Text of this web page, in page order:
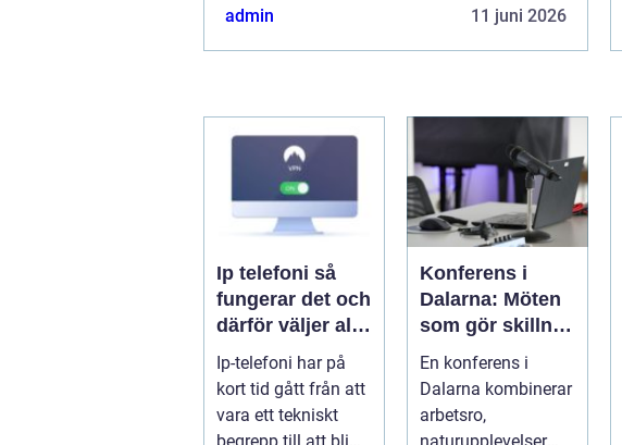
admin 11 juni 2026
Ip telefoni så
fungerar det och
därför väljer allt
fler företag att
byta
Ip-telefoni har på
kort tid gått från att
vara ett tekniskt
begrepp till att bli
Konferens i
Dalarna: Möten
som gör skillnad
i hjärtat av
sverige
En konferens i
Dalarna kombinerar
arbetsro,
naturupplevelser